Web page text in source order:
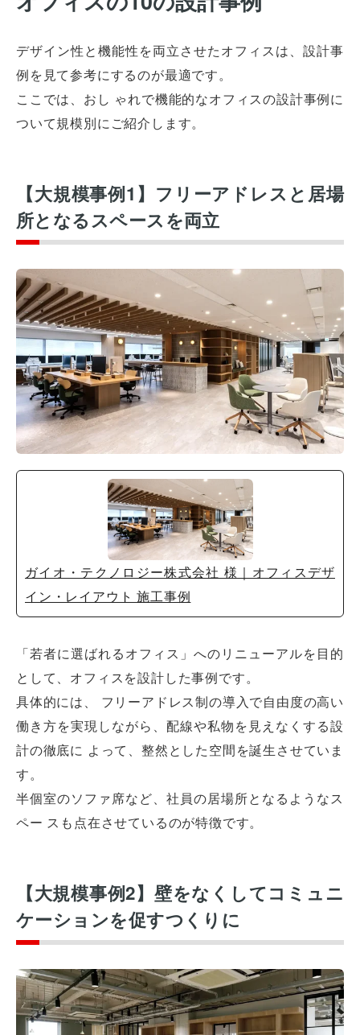
デザイン性と機能性を両立させたオフィスは、設計事
例を見て参考にするのが最適です。
ここでは、おし ゃれで機能的なオフィスの設計事例に
ついて規模別にご紹介します。
【大規模事例1】フリーアドレスと居場
所となるスペースを両立
ガイオ・テクノロジー株式会社 様｜オフィスデザ
イン・レイアウト 施工事例
「若者に選ばれるオフィス」へのリニューアルを目的
として、オフィスを設計した事例です。
具体的には、 フリーアドレス制の導入で自由度の高い
働き方を実現しながら、配線や私物を見えなくする設
計の徹底に よって、整然とした空間を誕生させていま
す。
半個室のソファ席など、社員の居場所となるようなス
ペー スも点在させているのが特徴です。
【大規模事例2】壁をなくしてコミュニ
ケーションを促すつくりに